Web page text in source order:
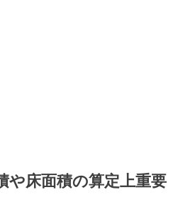
や床面積の算定上重要